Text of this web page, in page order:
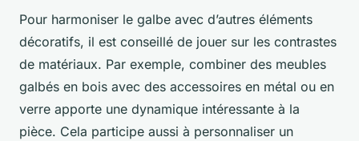
Pour harmoniser le galbe avec d’autres éléments
décoratifs, il est conseillé de jouer sur les contrastes
de matériaux. Par exemple, combiner des meubles
galbés en bois avec des accessoires en métal ou en
verre apporte une dynamique intéressante à la
pièce. Cela participe aussi à personnaliser un